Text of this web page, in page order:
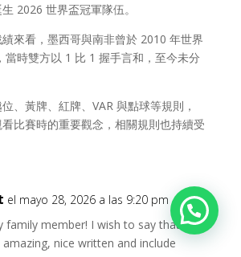
2026 世界盃冠軍隊伍。
來看，墨西哥與南非曾於 2010 年世界
當時雙方以 1 比 1 握手言和，至今未分
、黃牌、紅牌、VAR 與點球等規則，
比賽時的重要觀念，相關規則也持續受
el mayo 28, 2026 a las 9:20 pm
family member! I wish to say that this
amazing, nice written and include